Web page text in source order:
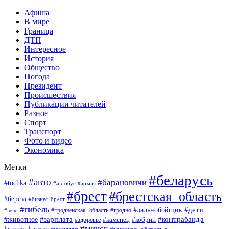
Афиша
В мире
Граница
ДТП
Интересное
История
Общество
Погода
Президент
Происшествия
Публикации читателей
Разное
Спорт
Транспорт
Фото и видео
Экономика
Метки
#tochka #авто #автобус #армия #барановичи #беларусь
#берёза #бизнес_брест #брест#брестская_область
#вело #гибель #гродненская_область #гродно #дальнобойщик #дети
#животное #зарплата #здоровье #каменец #кобрин #контрабанда